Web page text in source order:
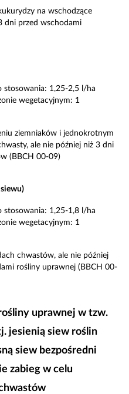
na wschodzące
dni przed wschodami
stosowania: 1,25-2,5 l/ha
wegetacyjnym: 1
ziemniaków i jednokrotnym
ale nie później niż 3 dni
(BBCH 00-09)
stosowania: 1,25-1,8 l/ha
wegetacyjnym: 1
chwastów, ale nie później
rośliny uprawnej (BBCH 00-
uprawnej w tzw.
jesienią siew roślin
siew bezpośredni
zabieg w celu